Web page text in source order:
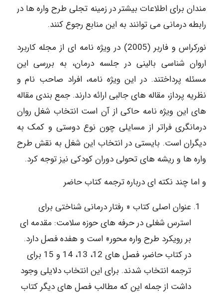
مندان برای اطلاعات بیشتر در زمینه تجلی طرح واره ها در
رابطه درمانی می توانند به این منابع رجوع کنند.
نورکراس و فاربر (2005) در ویژه نامه ای از مجله کاربرد
اروان شناسی بالینی در جلسه درمان، به بررسی این
مسئله پرداختند. در این ویژه نامه، افراد صاحب نام و
نظریه پرداز، مقاله های جالبی ارائه دارند. جمع بندی مقاله
های این ویژه نامه حاکی از آن است انتخاب شغل روان
درمانگری فراتر از مسایلی چون نوع دوستی و کمک به
دیگران است. بایستی در انتخاب این شغل به نقش طرح
واره ها و ریشه های تحولی دوران کودکی نیز توجه کرد.
و اما چند نکته ای درباره ترجمه کتاب حاضر
عنوان اصلی کتاب « رفتار درمانی شناختی برای
استرس شغلی در حرفه های حوزه سلامت: مقدمه ای
بر رویکرد طرح واره محور» است و هفده فصل دارد.
در کتاب حاضر، فصل های 12، 13، 14 و 15 برای
ترجمه انتخاب شدند. برای این انتخاب دلایلی وجود
داشت از جمله این که مطالب فصل های دیگر کتاب